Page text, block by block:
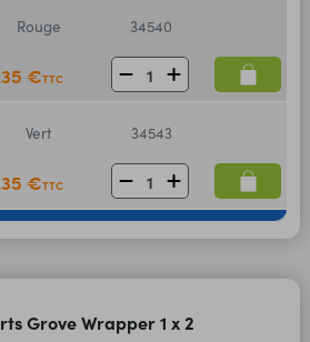
Rouge 34540
€TTC
Vert 34543
€TTC
Grove Wrapper 1 x 2